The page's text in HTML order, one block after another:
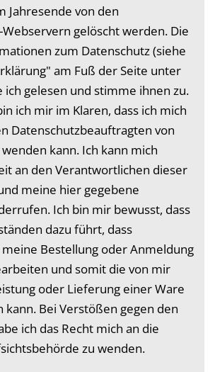
Jahresende von den
gelöscht werden. Die
zum Datenschutz (siehe
am Fuß der Seite unter
ich gelesen und stimme ihnen zu.
ich mir im Klaren, dass ich mich
Datenschutzbeauftragten von
kann. Ich kann mich
an den Verantwortlichen dieser
meine hier gegebene
Ich bin mir bewusst, dass
dazu führt, dass
Bestellung oder Anmeldung
und somit die von mir
oder Lieferung einer Ware
kann. Bei Verstößen gegen den
ich das Recht mich an die
zu wenden.